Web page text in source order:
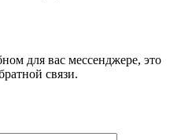
для вас мессенджере, это
связи.